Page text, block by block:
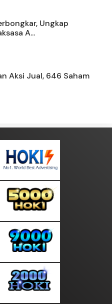
Ungkap
A...
Aksi Jual, 646 Saham